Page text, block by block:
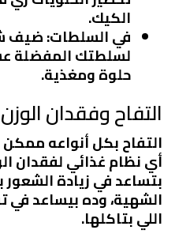
الكيك.
في السلطات: ضيف
لسلطتك المفضلة
حلوة ومغذية.
التفاح وفقدان الوزن
التفاح بكل أنواعه
أي نظام غذائي لفقدان
بتساعد في زيادة الشعور
الشهية، وده بيساعد في
اللي بتاكلها.